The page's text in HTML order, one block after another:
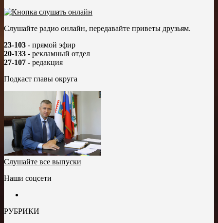
Слушайте радио онлайн, передавайте приветы друзьям.
23-103 - прямой эфир
20-133 - рекламный отдел
27-107 - редакция
Подкаст главы округа
Слушайте все выпуски
Наши соцсети
РУБРИКИ